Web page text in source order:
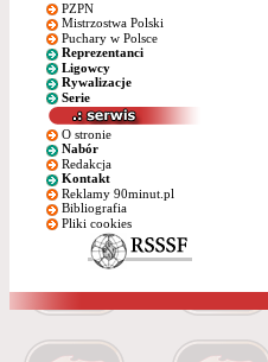
PZPN
Mistrzostwa Polski
Puchary w Polsce
Reprezentanci
Ligowcy
Rywalizacje
Serie
O stronie
Nabór
Redakcja
Kontakt
Reklamy 90minut.pl
Bibliografia
Pliki cookies